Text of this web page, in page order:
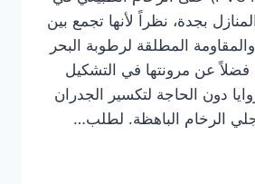
بجدة، نظراً لأنها تجمع بين
المطلقة لرطوبة البحر
فضلاً عن مرونتها في التشكيل
دون الحاجة لتكسير الجدران
الرخام الباهظة. لطلب…